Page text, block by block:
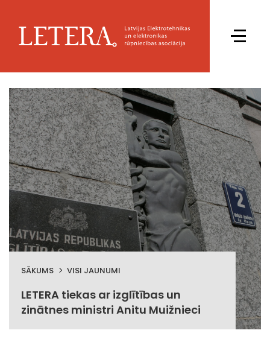
SĀKUMS VISI JAUNUMI
LETERA tiekas ar izglītības un
zinātnes ministri Anitu Muižnieci